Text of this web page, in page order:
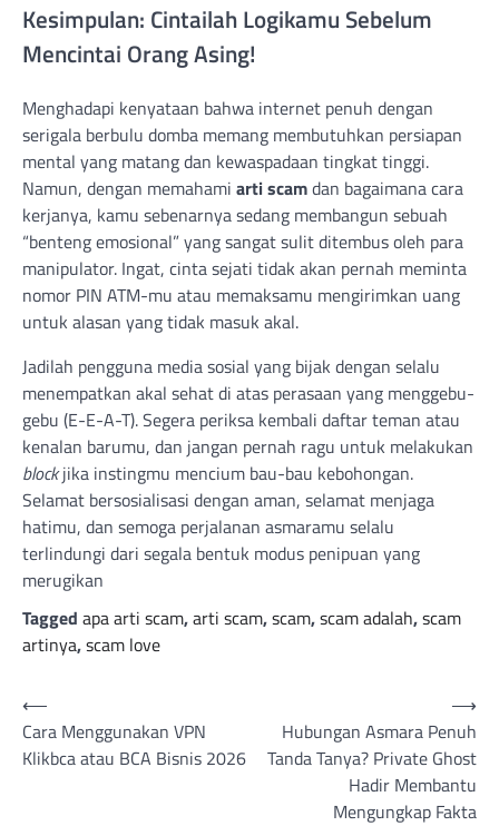
Kesimpulan: Cintailah Logikamu Sebelum
Mencintai Orang Asing!
Menghadapi kenyataan bahwa internet penuh dengan
serigala berbulu domba memang membutuhkan persiapan
mental yang matang dan kewaspadaan tingkat tinggi.
Namun, dengan memahami arti scamdan bagaimana cara
kerjanya, kamu sebenarnya sedang membangun sebuah
“benteng emosional” yang sangat sulit ditembus oleh para
manipulator. Ingat, cinta sejati tidak akan pernah meminta
nomor PIN ATM-mu atau memaksamu mengirimkan uang
untuk alasan yang tidak masuk akal.
Jadilah pengguna media sosial yang bijak dengan selalu
menempatkan akal sehat di atas perasaan yang menggebu-
gebu (E-E-A-T). Segera periksa kembali daftar teman atau
kenalan barumu, dan jangan pernah ragu untuk melakukan
blockjika instingmu mencium bau-bau kebohongan.
Selamat bersosialisasi dengan aman, selamat menjaga
hatimu, dan semoga perjalanan asmaramu selalu
terlindungi dari segala bentuk modus penipuan yang
merugikan
Tagged apa arti scam,arti scam,scam,scam adalah,scam
artinya,scam love
Navigasi
pos
⟵
Cara Menggunakan VPN
Klikbca atau BCA Bisnis 2026
Hubungan Asmara Penuh
Tanda Tanya? Private Ghost
Hadir Membantu
Mengungkap Fakta
⟶